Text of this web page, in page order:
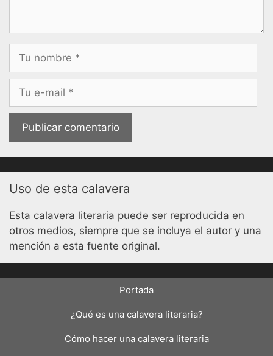
electrónico
Uso de esta calavera
Esta calavera literaria puede ser reproducida en
otros medios, siempre que se incluya el autor y una
mención a esta fuente original.
Portada
¿Qué es una calavera literaria?
Cómo hacer una calavera literaria